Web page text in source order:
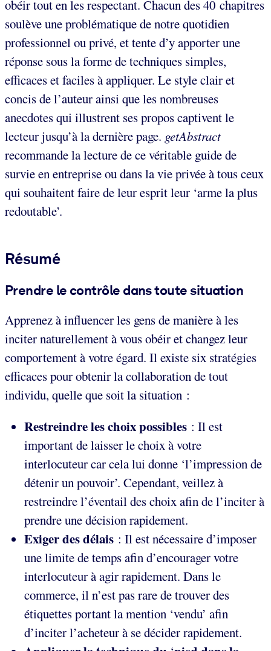
obéir tout en les respectant. Chacun des 40 chapitres
soulève une problématique de notre quotidien
professionnel ou privé, et tente d’y apporter une
réponse sous la forme de techniques simples,
efficaces et faciles à appliquer. Le style clair et
concis de l’auteur ainsi que les nombreuses
anecdotes qui illustrent ses propos captivent le
lecteur jusqu’à la dernière page. getAbstract
recommande la lecture de ce véritable guide de
survie en entreprise ou dans la vie privée à tous ceux
qui souhaitent faire de leur esprit leur ‘arme la plus
redoutable’.
Résumé
Prendre le contrôle dans toute situation
Apprenez à influencer les gens de manière à les
inciter naturellement à vous obéir et changez leur
comportement à votre égard. Il existe six stratégies
efficaces pour obtenir la collaboration de tout
individu, quelle que soit la situation :
Restreindre les choix possibles : Il est
important de laisser le choix à votre
interlocuteur car cela lui donne ‘l’impression de
détenir un pouvoir’. Cependant, veillez à
restreindre l’éventail des choix afin de l’inciter à
prendre une décision rapidement.
Exiger des délais : Il est nécessaire d’imposer
une limite de temps afin d’encourager votre
interlocuteur à agir rapidement. Dans le
commerce, il n’est pas rare de trouver des
étiquettes portant la mention ‘vendu’ afin
d’inciter l’acheteur à se décider rapidement.